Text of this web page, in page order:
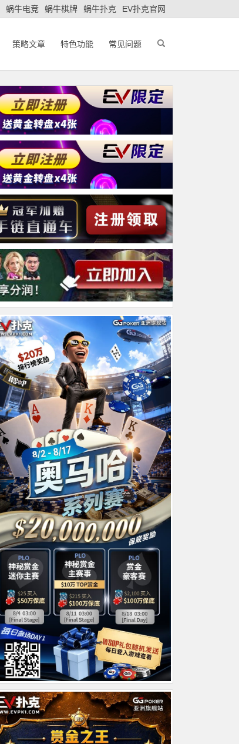
蜗牛电竞 蜗牛棋牌 蜗牛扑克 EV扑克官网
策略文章 特色功能 常见问题